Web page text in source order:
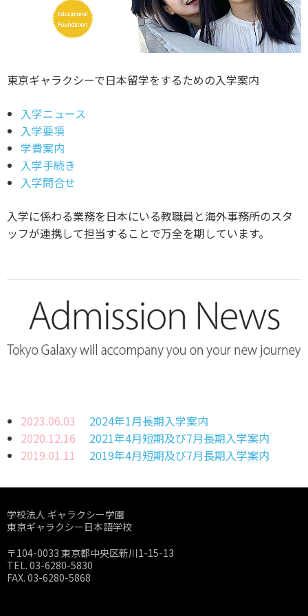
東京ギャラクシーで日本留学をするための入学案内
入学ニュース
入学要項
学費案内
入学手続き
入学問合せ
入学に係わる業務を日本にいる教職員と海外事務所のスタ
ッフが連携して担当することで万全を期しています。
2023.06.03
2024年1月長期入学案内
2020.12.16
2021年4月短期及び7月長期入学案内
2019.01.11
2019年4月短期及び7月長期入学案内
学校法人 ギャラクシー学園
東京ギャラクシー日本語学校
〒104-0033 東京都中央区新川1-15-13
TEL. 03-6280-5830
FAX. 03-6280-5868